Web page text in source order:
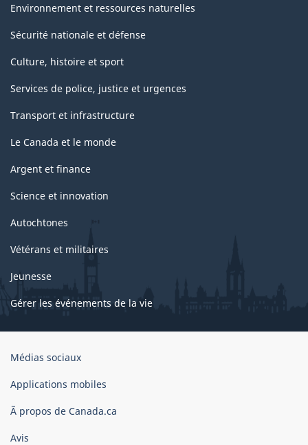
Environnement et ressources naturelles
Sécurité nationale et défense
Culture, histoire et sport
Services de police, justice et urgences
Transport et infrastructure
Le Canada et le monde
Argent et finance
Science et innovation
Autochtones
Vétérans et militaires
Jeunesse
Gérer les événements de la vie
Organisation
gouvernement
Canada
Médias sociaux
Applications mobiles
Ã propos de Canada.ca
Avis